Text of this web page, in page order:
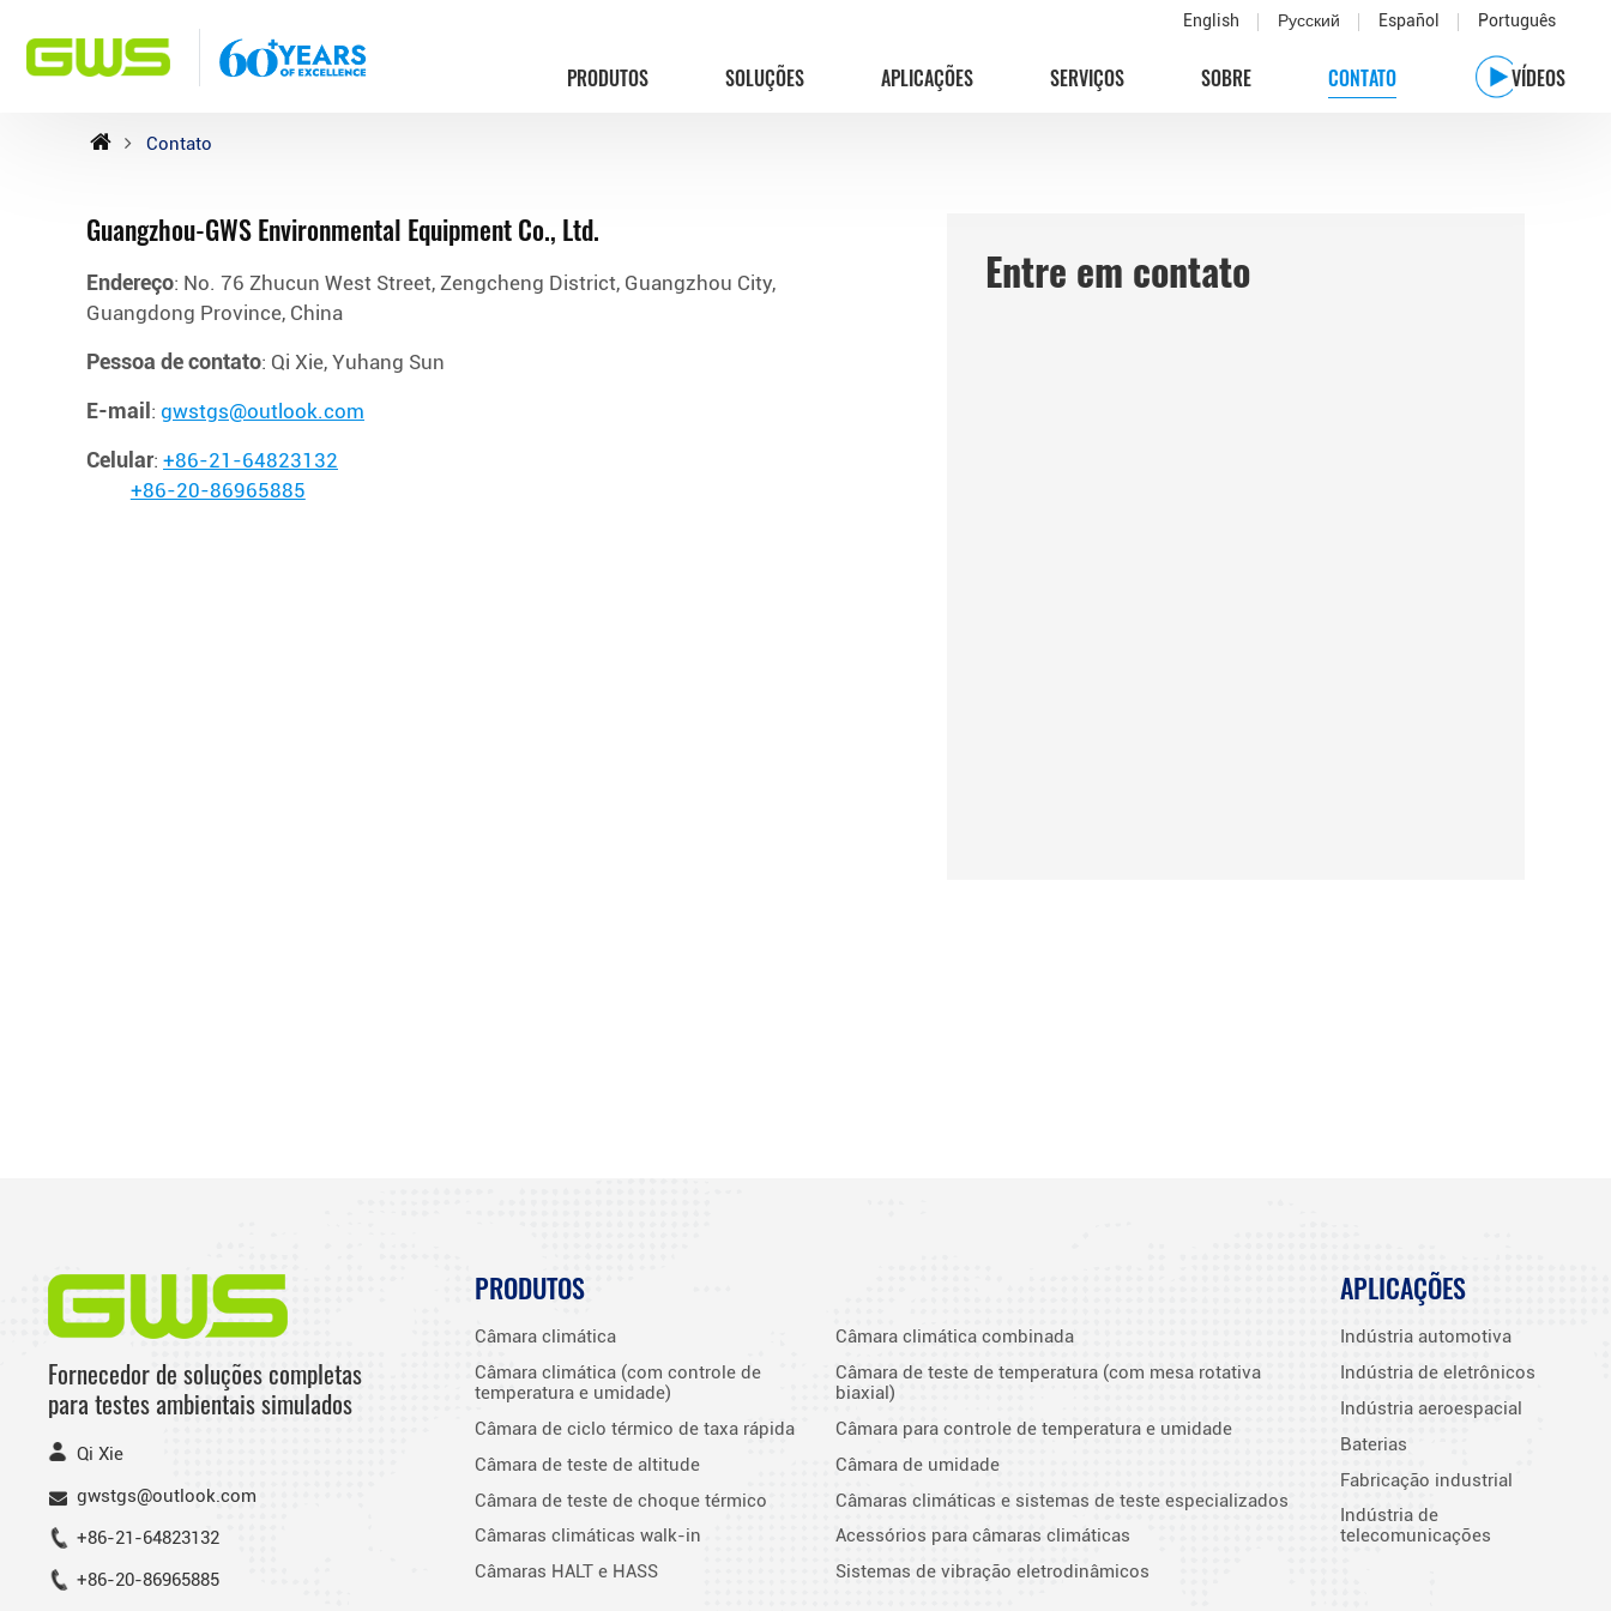
English Русский Español Português
PRODUTOS SOLUÇÕES APLICAÇÕES SERVIÇOS SOBRE CONTATO VÍDEOS
Contato
Guangzhou-GWS Environmental Equipment Co., Ltd.
Endereço: No. 76 Zhucun West Street, Zengcheng District, Guangzhou City,
Guangdong Province, China
Pessoa de contato: Qi Xie, Yuhang Sun
E-mail : gwstgs@outlook.com
Celular: +86-21-64823132
+86-20-86965885
Entre em contato
Fornecedor de soluções completas
para testes ambientais simulados
Qi Xie
gwstgs@outlook.com
+86-21-64823132
+86-20-86965885
PRODUTOS
Câmara climática
Câmara climática (com controle de
temperatura e umidade)
Câmara de ciclo térmico de taxa rápida
Câmara de teste de altitude
Câmara de teste de choque térmico
Câmaras climáticas walk-in
Câmaras HALT e HASS
Câmara climática combinada
Câmara de teste de temperatura (com mesa rotativa
biaxial)
Câmara para controle de temperatura e umidade
Câmara de umidade
Câmaras climáticas e sistemas de teste especializados
Acessórios para câmaras climáticas
Sistemas de vibração eletrodinâmicos
APLICAÇÕES
Indústria automotiva
Indústria de eletrônicos
Indústria aeroespacial
Baterias
Fabricação industrial
Indústria de
telecomunicações